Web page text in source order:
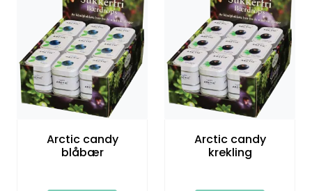
Arctic candy
blåbær
Arctic candy
krekling